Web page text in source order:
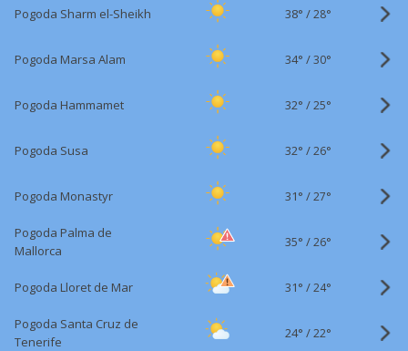
Pogoda Sharm el-Sheikh 38° /28°
Pogoda Marsa Alam 34° /30°
Pogoda Hammamet 32° /25°
Pogoda Susa 32° /26°
Pogoda Monastyr 31° /27°
Pogoda Palma de
Mallorca
35° /26°
Pogoda Lloret de Mar 31° /24°
Pogoda Santa Cruz de
Tenerife
24° /22°